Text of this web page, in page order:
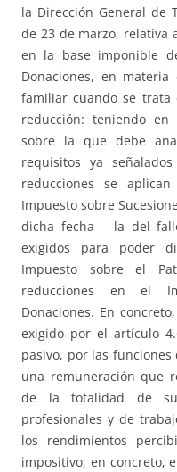
la Dirección General de
de 23 de marzo, relativa
en la base imponible
Donaciones, en
familiar cuando se trata
reducción: teniendo
sobre la que debe
requisitos ya
reducciones se
Impuesto sobre
dicha fecha – la del
exigidos para poder
Impuesto sobre el
reducciones en el
Donaciones. En
exigido por el artículo
pasivo, por las
una remuneración que
de la totalidad de
profesionales y de
los rendimientos
impositivo; en concreto,